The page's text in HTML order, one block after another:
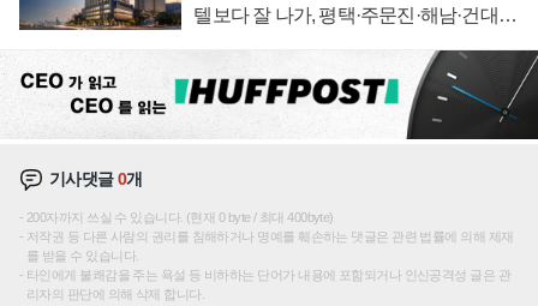
텔보다 잘 나가, 평택·주문진·해남·건대로
기사댓글0개
200자까지 쓰실 수 있습니다. (현재 0 byte / 최대 400byte)
저작권 등 다른 사람의 권리를 침해하거나 명예를 훼손하는 댓글은 관련 법률에 의해 제재
를 받을 수 있습니다.
타인에게 불쾌감을 주는 욕설 등 비하하는 단어가 내용에 포함되거나 인신공격성 글은 관
리자의 판단에 의해 삭제 합니다.